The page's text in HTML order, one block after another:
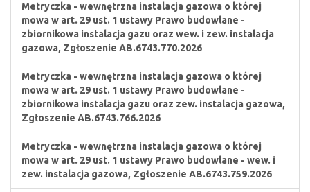
Metryczka - wewnętrzna instalacja gazowa o której
mowa w art. 29 ust. 1 ustawy Prawo budowlane -
zbiornikowa instalacja gazu oraz wew. i zew. instalacja
gazowa, Zgłoszenie AB.6743.770.2026
Metryczka - wewnętrzna instalacja gazowa o której
mowa w art. 29 ust. 1 ustawy Prawo budowlane -
zbiornikowa instalacja gazu oraz zew. instalacja gazowa,
Zgłoszenie AB.6743.766.2026
Metryczka - wewnętrzna instalacja gazowa o której
mowa w art. 29 ust. 1 ustawy Prawo budowlane - wew. i
zew. instalacja gazowa, Zgłoszenie AB.6743.759.2026